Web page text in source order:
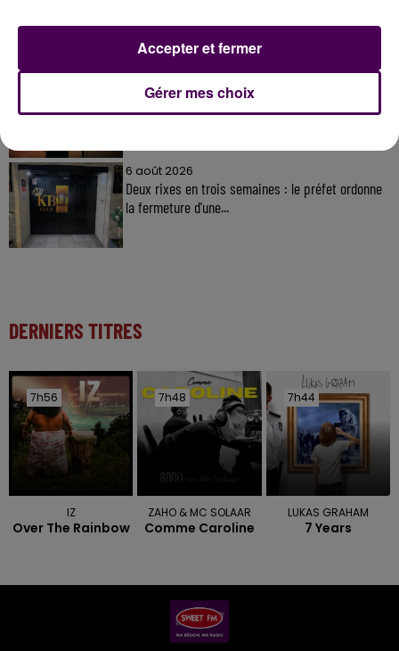
Inscrivez-vous au casting The Voice & The Voice
Kids !
6 août 2026
Deux rixes en trois semaines : le préfet ordonne
la fermeture d'une...
DERNIERS TITRES
7h56
7h56
IZ
Over The Rainbow
7h48
7h48
ZAHO & MC SOLAAR
Comme Caroline
7h44
7h44
LUKAS GRAHAM
7 Years
Gérer mes choix
Accepter et fermer